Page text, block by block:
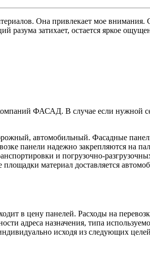
Она привлекает мое
затихает, остается яркое
ФАСАД. В случае если нужной
автомобильный. Фасадные
панели надежно закрепляются на
и погрузочно-
материал доставляется
в цену панелей. Расходы на
адреса назначения, типа
исходя из следующих